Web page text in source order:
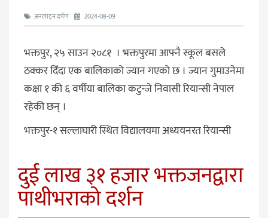
अनलाइन दर्पण 2024-08-09
भक्तपुर, २५ साउन २०८१ । भक्तपुरमा आफ्नै स्कूल बसले
ठक्कर दिँदा एक बालिकाको ज्यान गएको छ । ज्यान गुमाउनेमा
कक्षा १ की ६ वर्षीया बालिका कटुन्जे निवासी रियान्सी नेपाल
रहेकी छन् ।
भक्तपुर-१ सल्लाघारी स्थित विद्यालयमा अध्ययनरत रियान्सी
दुई लाख ३१ हजार भक्तजनद्वारा
पाथीभराको दर्शन